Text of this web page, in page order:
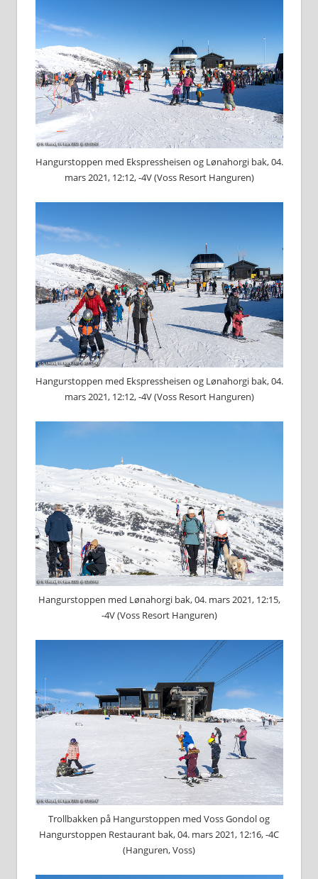
Hangurstoppen med Ekspressheisen og Lønahorgi bak, 04.
mars 2021, 12:12, -4V (Voss Resort Hanguren)
Hangurstoppen med Ekspressheisen og Lønahorgi bak, 04.
mars 2021, 12:12, -4V (Voss Resort Hanguren)
Hangurstoppen med Lønahorgi bak, 04. mars 2021, 12:15,
-4V (Voss Resort Hanguren)
Trollbakken på Hangurstoppen med Voss Gondol og
Hangurstoppen Restaurant bak, 04. mars 2021, 12:16, -4C
(Hanguren, Voss)